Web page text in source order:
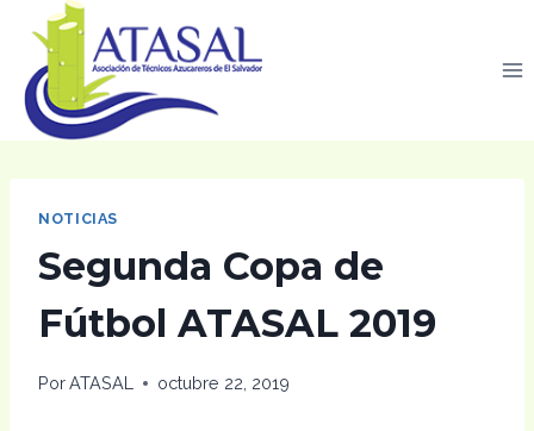
Saltar
contenido
NOTICIAS
Segunda Copa de
Fútbol ATASAL 2019
PorATASAL octubre 22, 2019